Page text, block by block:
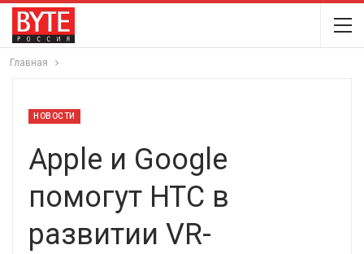
Главная
НОВОСТИ
Apple и Google
помогут HTC в
развитии VR-